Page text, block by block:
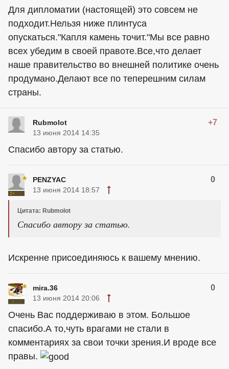
Для дипломатии (настоящей) это совсем не
подходит.Нельзя ниже плинтуса
опускаться."Капля камень точит."Мы все равно
всех убедим в своей правоте.Все,что делает
наше правительство во внешней политике очень
продумано.Делают все по теперешним силам
страны.
Rubmolot +7
13 июня 2014 14:35
Спасибо автору за статью.
PENZYAC 0
13 июня 2014 18:57
Цитата: Rubmolot
Спасибо автору за статью.
Искренне присоединяюсь к вашему мнению.
mira.36 0
13 июня 2014 20:06
Очень Вас поддерживаю в этом. Большое
спасибо.А то,чуть врагами не стали в
комментариях за свои точки зрения.И вроде все
правы.